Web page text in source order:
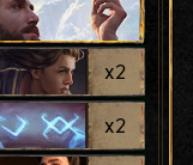
x2
x2